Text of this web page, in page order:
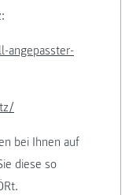
angepasster-
bei Ihnen auf
diese so